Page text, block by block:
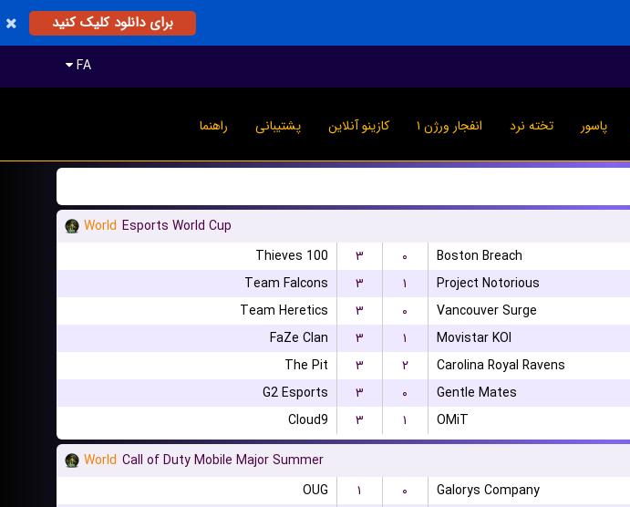
برای دانلود کلیک کنید
FA
پاسور تخته نرد انفجار ورژن ۱ کازینو آنلاین پشتیبانی راهنما
World Esports World Cup
100 Thieves
۳ ۰ Boston Breach
Team Falcons
۳ ۱ Project Notorious
Team Heretics
۳ ۰ Vancouver Surge
FaZe Clan
۳ ۱ Movistar KOI
The Pit
۳ ۲ Carolina Royal Ravens
G2 Esports
۳ ۰ Gentle Mates
Cloud9
۳ ۱ OMiT
World Call of Duty Mobile Major Summer
OUG
۱ ۰ Galorys Company